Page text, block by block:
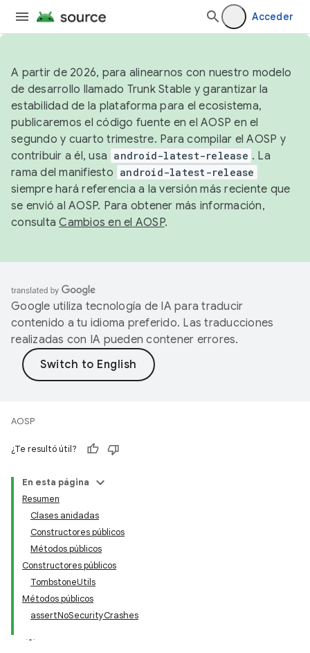
Acceder
A partir de 2026, para alinearnos con nuestro modelo
de desarrollo llamado Trunk Stable y garantizar la
estabilidad de la plataforma para el ecosistema,
publicaremos el código fuente en el AOSP en el
segundo y cuarto trimestre. Para compilar el AOSP y
contribuir a él, usa android-latest-release . La
rama del manifiesto android-latest-release
siempre hará referencia a la versión más reciente que
se envió al AOSP. Para obtener más información,
consultaCambios en el AOSP.
Google utiliza tecnología de IA para traducir
contenido a tu idioma preferido. Las traducciones
realizadas con IA pueden contener errores.
AOSP
¿Te resultó útil?
En esta página
Resumen
Clases anidadas
Constructores públicos
Métodos públicos
Constructores públicos
TombstoneUtils
Métodos públicos
assertNoSecurityCrashes